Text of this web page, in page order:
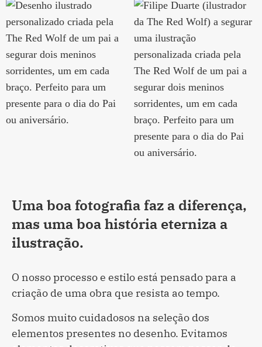
Uma boa fotografia faz a diferença,
mas uma boa história eterniza a
ilustração.
O nosso processo e estilo está pensado para a
criação de uma obra que resista ao tempo.
Somos muito cuidadosos na seleção dos
elementos presentes no desenho. Evitamos